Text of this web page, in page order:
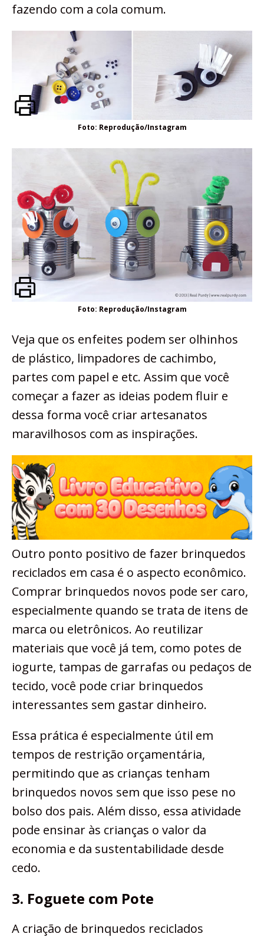
fazendo com a cola comum.
Foto: Reprodução/Instagram
Foto: Reprodução/Instagram
Veja que os enfeites podem ser olhinhos
de plástico, limpadores de cachimbo,
partes com papel e etc. Assim que você
começar a fazer as ideias podem fluir e
dessa forma você criar artesanatos
maravilhosos com as inspirações.
Outro ponto positivo de fazer brinquedos
reciclados em casa é o aspecto econômico.
Comprar brinquedos novos pode ser caro,
especialmente quando se trata de itens de
marca ou eletrônicos. Ao reutilizar
materiais que você já tem, como potes de
iogurte, tampas de garrafas ou pedaços de
tecido, você pode criar brinquedos
interessantes sem gastar dinheiro.
Essa prática é especialmente útil em
tempos de restrição orçamentária,
permitindo que as crianças tenham
brinquedos novos sem que isso pese no
bolso dos pais. Além disso, essa atividade
pode ensinar às crianças o valor da
economia e da sustentabilidade desde
cedo.
3. Foguete com Pote
A criação de brinquedos reciclados